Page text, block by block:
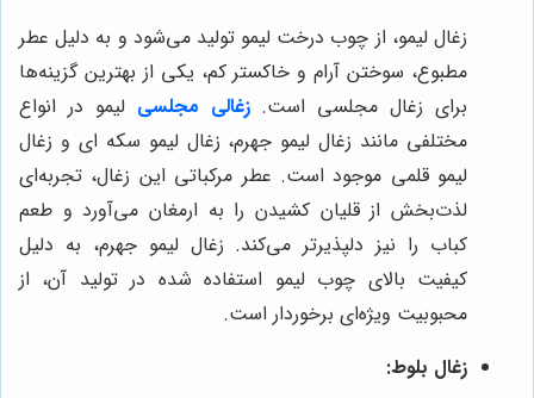
زغال لیمو، از چوب درخت لیمو تولید می‌شود و به دلیل عطر
مطبوع، سوختن آرام و خاکستر کم، یکی از بهترین گزینه‌ها
برای زغال مجلسی است.زغالی مجلسی لیمو در انواع
مختلفی مانند زغال لیمو جهرم، زغال لیمو سکه ای و زغال
لیمو قلمی موجود است. عطر مرکباتی این زغال، تجربه‌ای
لذت‌بخش از قلیان کشیدن را به ارمغان می‌آورد و طعم
کباب را نیز دلپذیرتر می‌کند. زغال لیمو جهرم، به دلیل
کیفیت بالای چوب لیمو استفاده شده در تولید آن، از
محبوبیت ویژه‌ای برخوردار است.
زغال بلوط: